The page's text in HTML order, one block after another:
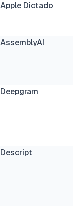
Apple Dictado
AssemblyAI
Deepgram
Descript